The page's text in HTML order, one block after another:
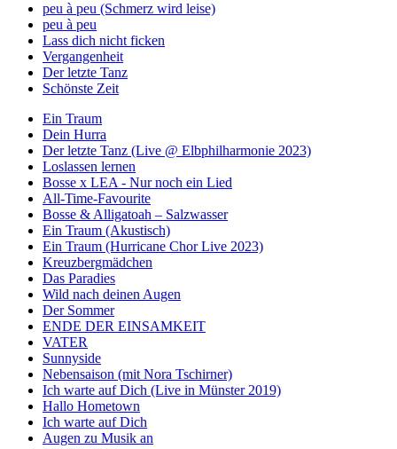
peu à peu (Schmerz wird leise)
peu à peu
Lass dich nicht ficken
Vergangenheit
Der letzte Tanz
Schönste Zeit
Ein Traum
Dein Hurra
Der letzte Tanz (Live @ Elbphilharmonie 2023)
Loslassen lernen
Bosse x LEA - Nur noch ein Lied
All-Time-Favourite
Bosse & Alligatoah – Salzwasser
Ein Traum (Akustisch)
Ein Traum (Hurricane Chor Live 2023)
Kreuzbergmädchen
Das Paradies
Wild nach deinen Augen
Der Sommer
ENDE DER EINSAMKEIT
VATER
Sunnyside
Nebensaison (mit Nora Tschirner)
Ich warte auf Dich (Live in Münster 2019)
Hallo Hometown
Ich warte auf Dich
Augen zu Musik an